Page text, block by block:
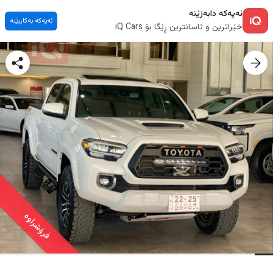
ئەپەکە دابەزێنە
خێراترین و ئاسانترین ڕێگا بۆ iQ Cars
ئەپەکە بەکاربێنە
فرۆشراوە